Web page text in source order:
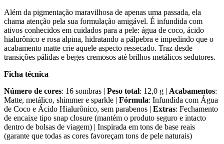
Além da pigmentação maravilhosa de apenas uma passada, ela
chama atenção pela sua formulação amigável. É infundida com
ativos conhecidos em cuidados para a pele: água de coco, ácido
hialurônico e rosa alpina, hidratando a pálpebra e impedindo que o
acabamento matte crie aquele aspecto ressecado. Traz desde
transições pálidas e beges cremosos até brilhos metálicos sedutores.
Ficha técnica
Número de cores: 16 sombras | Peso total: 12,0 g | Acabamentos:
Matte, metálico, shimmer e sparkle | Fórmula: Infundida com Água
de Coco e Ácido Hialurônico, sem parabenos | Extras: Fechamento
de encaixe tipo snap closure (mantém o produto seguro e intacto
dentro de bolsas de viagem) | Inspirada em tons de base reais
(garante que todas as cores favoreçam tons de pele naturais)